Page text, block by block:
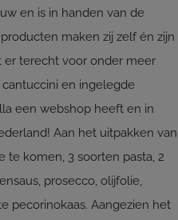
en is in handen van de
maken zij zelf én zijn
er terecht voor onder meer
cantuccini en ingelegde
een webshop heeft en in
Aan het uitpakken van
komen, 3 soorten pasta, 2
prosecco, olijfolie,
pecorinokaas. Aangezien het